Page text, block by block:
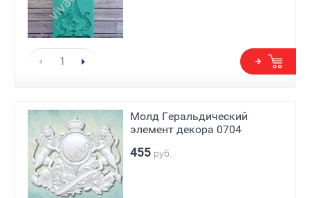
Молд Геральдический
элемент декора 0704
455 руб.